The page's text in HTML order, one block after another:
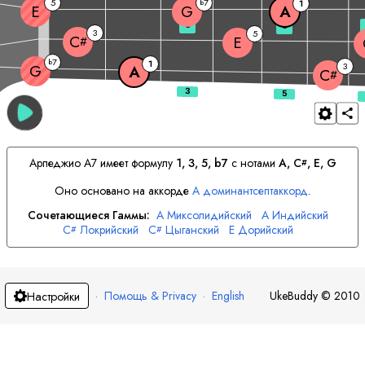
G b7 A 1
C# 3
C# 3 E 5
E G A 1
3 5
Арпеджио A7 имеет формулу 1, 3, 5, b7с нотами A, C#, E, G
Оно основано на аккорде A доминантсептаккорд.
Сочетающиеся Гаммы: A Миксолидийский A Индийский
C# Локрийский C# Цыганский E Дорийский
E Мелодический Минор G Лидийский
Настройки · Помощь & Privacy · English UkeBuddy © 2010